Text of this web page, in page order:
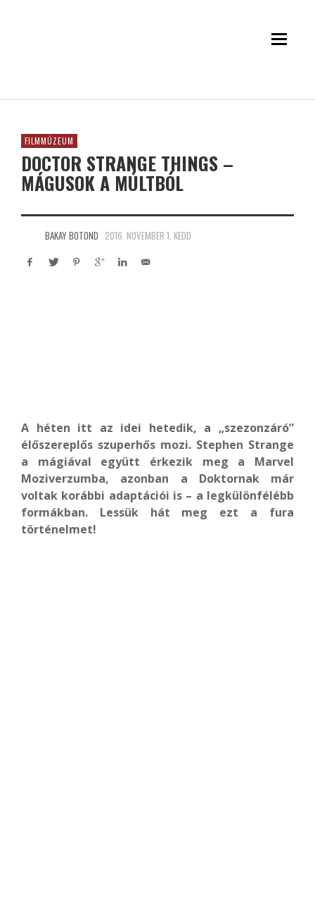
FILMMÚZEUM
DOCTOR STRANGE THINGS –
MÁGUSOK A MÚLTBÓL
BAKAY BOTOND 2016. NOVEMBER 1. KEDD
A héten itt az idei hetedik, a „szezonzáró”
élőszereplős szuperhős mozi. Stephen Strange
a mágiával együtt érkezik meg a Marvel
Moziverzumba, azonban a Doktornak már
voltak korábbi adaptációi is – a legkülönfélébb
formákban. Lessük hát meg ezt a fura
történelmet!